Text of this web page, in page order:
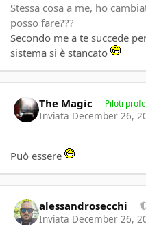
Stessa cosa a me, ho
posso fare???
Secondo me a te succede
sistema si è stancato
The Magic Piloti
Inviata December 26,
Può essere
alessandrosecchi
Inviata December 26,